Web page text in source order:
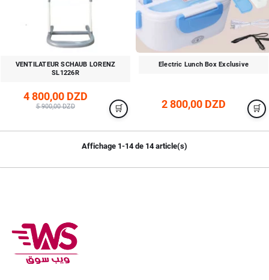
VENTILATEUR SCHAUB LORENZ
SL1226R
4 800,00 DZD
5 900,00 DZD
Electric Lunch Box Exclusive
2 800,00 DZD
Affichage 1-14 de 14 article(s)